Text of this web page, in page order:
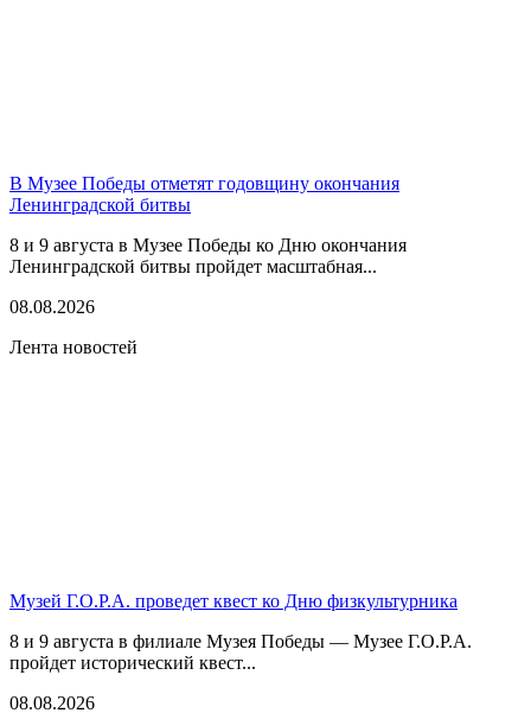
В Музее Победы отметят годовщину окончания
Ленинградской битвы
8 и 9 августа в Музее Победы ко Дню окончания
Ленинградской битвы пройдет масштабная...
08.08.2026
Лента новостей
Музей Г.О.Р.А. проведет квест ко Дню физкультурника
8 и 9 августа в филиале Музея Победы — Музее Г.О.Р.А.
пройдет исторический квест...
08.08.2026